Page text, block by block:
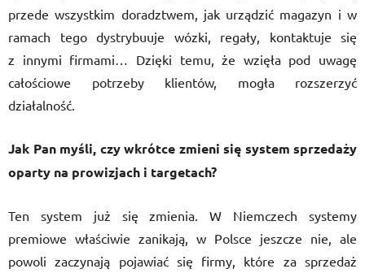
przede wszystkim doradztwem, jak urządzić magazyn i w
ramach tego dystrybuuje wózki, regały, kontaktuje się
z innymi firmami… Dzięki temu, że wzięła pod uwagę
całościowe potrzeby klientów, mogła rozszerzyć
działalność.
Jak Pan myśli, czy wkrótce zmieni się system sprzedaży
oparty na prowizjach i targetach?
Ten system już się zmienia. W Niemczech systemy
premiowe właściwie zanikają, w Polsce jeszcze nie, ale
powoli zaczynają pojawiać się firmy, które za sprzedaż